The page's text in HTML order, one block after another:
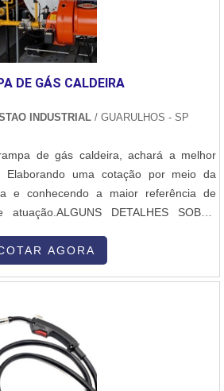
DE GÁS CALDEIRA
INDUSTRIAL/ GUARULHOS - SP
de gás caldeira, achará a melhor
Elaborando uma cotação por meio da
e conhecendo a maior referência de
DETALHES SOBRE
comprometida com seus serviços,
Combustão Industrial. Com grande
focando na qualidade em rampa
que visar apenas lucratividade, deve
que tenham ótima qualidade e
simples, mas que mostram o
AGORA